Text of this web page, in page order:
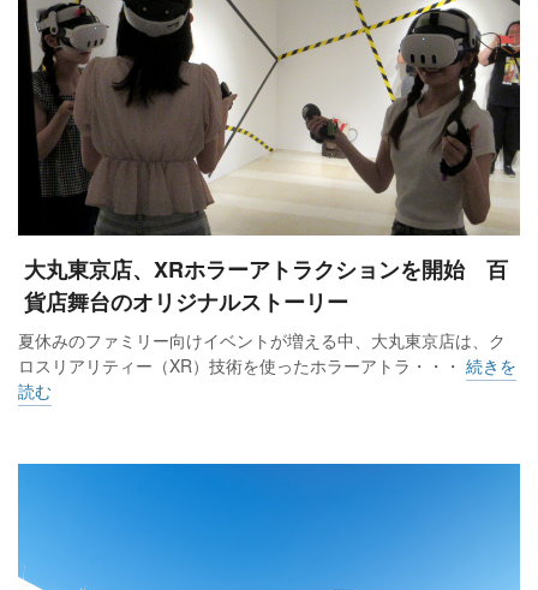
大丸東京店、XRホラーアトラクションを開始 百
貨店舞台のオリジナルストーリー
夏休みのファミリー向けイベントが増える中、大丸東京店は、ク
ロスリアリティー（XR）技術を使ったホラーアトラ・・・ 続きを
読む